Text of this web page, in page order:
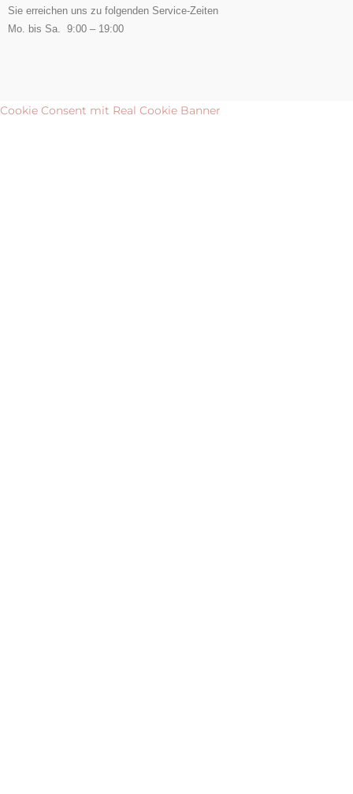
Sie erreichen uns zu folgenden Service-Zeiten
Mo. bis Sa. 9:00 – 19:00
Cookie Consent mit Real Cookie Banner